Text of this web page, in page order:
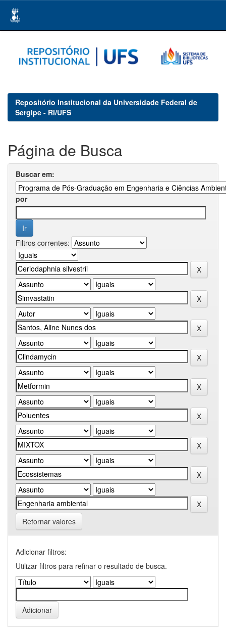
navigation
Repositório Institucional da Universidade Federal de
Sergipe - RI/UFS
Página de Busca
Buscar em:
por
Filtros correntes:
Retornar valores
Adicionar filtros:
Utilizar filtros para refinar o resultado de busca.